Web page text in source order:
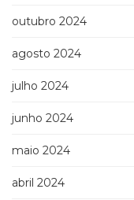
Sem
(0)
(22)
africanos
(30)
Ocupacional
outubro 2024
agosto 2024
julho 2024
junho 2024
maio 2024
abril 2024